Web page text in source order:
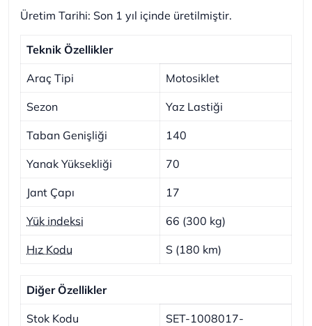
Üretim Tarihi: Son 1 yıl içinde üretilmiştir.
Teknik Özellikler
Araç Tipi Motosiklet
Sezon Yaz Lastiği
Taban Genişliği 140
Yanak Yüksekliği 70
Jant Çapı 17
Yük indeksi 66 (300 kg)
Hız Kodu S (180 km)
Diğer Özellikler
Stok Kodu
SET-1008017-